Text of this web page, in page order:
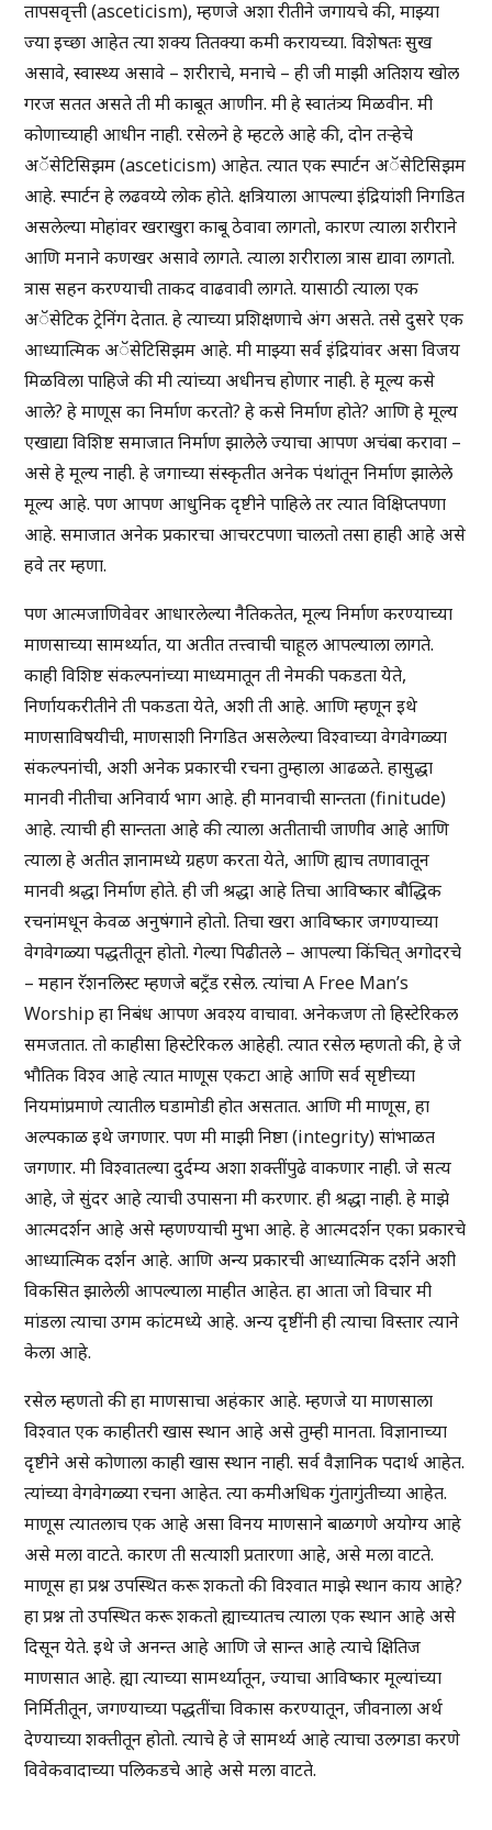
तापसवृत्ती (asceticism), म्हणजे अशा रीतीने जगायचे की, माझ्या
ज्या इच्छा आहेत त्या शक्य तितक्या कमी करायच्या. विशेषतः सुख
असावे, स्वास्थ्य असावे – शरीराचे, मनाचे – ही जी माझी अतिशय खोल
गरज सतत असते ती मी काबूत आणीन. मी हे स्वातंत्र्य मिळवीन. मी
कोणाच्याही आधीन नाही. रसेलने हे म्हटले आहे की, दोन तऱ्हेचे
अॅसेटिसिझम (asceticism) आहेत. त्यात एक स्पार्टन अॅसेटिसिझम
आहे. स्पार्टन हे लढवय्ये लोक होते. क्षत्रियाला आपल्या इंद्रियांशी निगडित
असलेल्या मोहांवर खराखुरा काबू ठेवावा लागतो, कारण त्याला शरीराने
आणि मनाने कणखर असावे लागते. त्याला शरीराला त्रास द्यावा लागतो.
त्रास सहन करण्याची ताकद वाढवावी लागते. यासाठी त्याला एक
अॅसेटिक ट्रेनिंग देतात. हे त्याच्या प्रशिक्षणाचे अंग असते. तसे दुसरे एक
आध्यात्मिक अॅसेटिसिझम आहे. मी माझ्या सर्व इंद्रियांवर असा विजय
मिळविला पाहिजे की मी त्यांच्या अधीनच होणार नाही. हे मूल्य कसे
आले? हे माणूस का निर्माण करतो? हे कसे निर्माण होते? आणि हे मूल्य
एखाद्या विशिष्ट समाजात निर्माण झालेले ज्याचा आपण अचंबा करावा –
असे हे मूल्य नाही. हे जगाच्या संस्कृतीत अनेक पंथांतून निर्माण झालेले
मूल्य आहे. पण आपण आधुनिक दृष्टीने पाहिले तर त्यात विक्षिप्तपणा
आहे. समाजात अनेक प्रकारचा आचरटपणा चालतो तसा हाही आहे असे
हवे तर म्हणा.
पण आत्मजाणिवेवर आधारलेल्या नैतिकतेत, मूल्य निर्माण करण्याच्या
माणसाच्या सामर्थ्यात, या अतीत तत्त्वाची चाहूल आपल्याला लागते.
काही विशिष्ट संकल्पनांच्या माध्यमातून ती नेमकी पकडता येते,
निर्णायकरीतीने ती पकडता येते, अशी ती आहे. आणि म्हणून इथे
माणसाविषयीची, माणसाशी निगडित असलेल्या विश्वाच्या वेगवेगळ्या
संकल्पनांची, अशी अनेक प्रकारची रचना तुम्हाला आढळते. हासुद्धा
मानवी नीतीचा अनिवार्य भाग आहे. ही मानवाची सान्तता (finitude)
आहे. त्याची ही सान्तता आहे की त्याला अतीताची जाणीव आहे आणि
त्याला हे अतीत ज्ञानामध्ये ग्रहण करता येते, आणि ह्याच तणावातून
मानवी श्रद्धा निर्माण होते. ही जी श्रद्धा आहे तिचा आविष्कार बौद्धिक
रचनांमधून केवळ अनुषंगाने होतो. तिचा खरा आविष्कार जगण्याच्या
वेगवेगळ्या पद्धतीतून होतो. गेल्या पिढीतले – आपल्या किंचित् अगोदरचे
– महान रॅशनलिस्ट म्हणजे बट्रँड रसेल. त्यांचा A Free Man’s
Worship हा निबंध आपण अवश्य वाचावा. अनेकजण तो हिस्टेरिकल
समजतात. तो काहीसा हिस्टेरिकल आहेही. त्यात रसेल म्हणतो की, हे जे
भौतिक विश्व आहे त्यात माणूस एकटा आहे आणि सर्व सृष्टीच्या
नियमांप्रमाणे त्यातील घडामोडी होत असतात. आणि मी माणूस, हा
अल्पकाळ इथे जगणार. पण मी माझी निष्ठा (integrity) सांभाळत
जगणार. मी विश्वातल्या दुर्दम्य अशा शक्तींपुढे वाकणार नाही. जे सत्य
आहे, जे सुंदर आहे त्याची उपासना मी करणार. ही श्रद्धा नाही. हे माझे
आत्मदर्शन आहे असे म्हणण्याची मुभा आहे. हे आत्मदर्शन एका प्रकारचे
आध्यात्मिक दर्शन आहे. आणि अन्य प्रकारची आध्यात्मिक दर्शने अशी
विकसित झालेली आपल्याला माहीत आहेत. हा आता जो विचार मी
मांडला त्याचा उगम कांटमध्ये आहे. अन्य दृष्टींनी ही त्याचा विस्तार त्याने
केला आहे.
रसेल म्हणतो की हा माणसाचा अहंकार आहे. म्हणजे या माणसाला
विश्वात एक काहीतरी खास स्थान आहे असे तुम्ही मानता. विज्ञानाच्या
दृष्टीने असे कोणाला काही खास स्थान नाही. सर्व वैज्ञानिक पदार्थ आहेत.
त्यांच्या वेगवेगळ्या रचना आहेत. त्या कमीअधिक गुंतागुंतीच्या आहेत.
माणूस त्यातलाच एक आहे असा विनय माणसाने बाळगणे अयोग्य आहे
असे मला वाटते. कारण ती सत्याशी प्रतारणा आहे, असे मला वाटते.
माणूस हा प्रश्न उपस्थित करू शकतो की विश्वात माझे स्थान काय आहे?
हा प्रश्न तो उपस्थित करू शकतो ह्याच्यातच त्याला एक स्थान आहे असे
दिसून येते. इथे जे अनन्त आहे आणि जे सान्त आहे त्याचे क्षितिज
माणसात आहे. ह्या त्याच्या सामर्थ्यातून, ज्याचा आविष्कार मूल्यांच्या
निर्मितीतून, जगण्याच्या पद्धतींचा विकास करण्यातून, जीवनाला अर्थ
देण्याच्या शक्तीतून होतो. त्याचे हे जे सामर्थ्य आहे त्याचा उलगडा करणे
विवेकवादाच्या पलिकडचे आहे असे मला वाटते.